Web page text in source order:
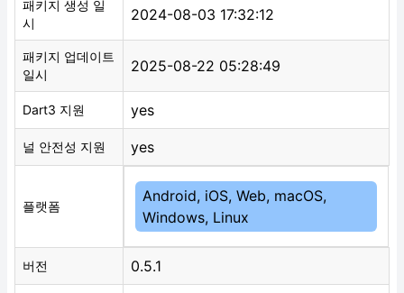
패키지 생성 일
시
2024-08-03 17:32:12
패키지 업데이트
일시
2025-08-22 05:28:49
Dart3 지원 yes
널 안전성 지원 yes
플랫폼
Android, iOS, Web, macOS,
Windows, Linux
버전 0.5.1